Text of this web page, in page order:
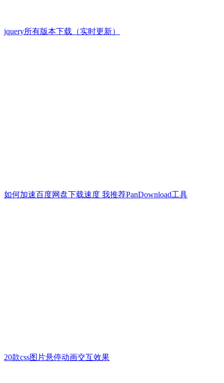
jquery所有版本下载（实时更新）
如何加速百度网盘下载速度 我推荐PanDownload工具
20款css图片悬停动画交互效果